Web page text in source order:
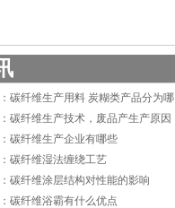
碳纤维生产用料 炭糊类产品分为哪
碳纤维生产技术，废品产生产原因
碳纤维生产企业有哪些
碳纤维湿法缠绕工艺
碳纤维涂层结构对性能的影响
碳纤维浴霸有什么优点